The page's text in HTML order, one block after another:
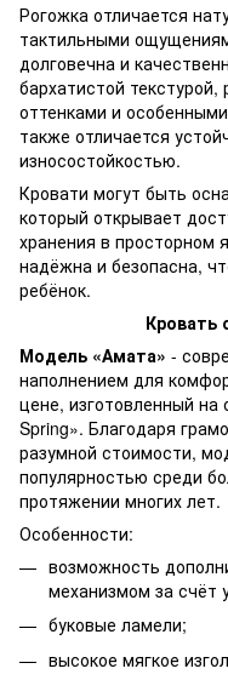
Рогожка отличается
тактильными
долговечна и
бархатистой
оттенками и
также отличается
износостойкостью.
Кровати могут быть
который открывает
хранения в просторном
надёжна и безопасна,
ребёнок.
Кровать
Модель «Амата» -
наполнением для
цене, изготовленный на
Spring». Благодаря
разумной стоимости,
популярностью среди
протяжении многих лет.
Особенности:
возможность
механизмом за счёт
буковые ламели;
высокое мягкое